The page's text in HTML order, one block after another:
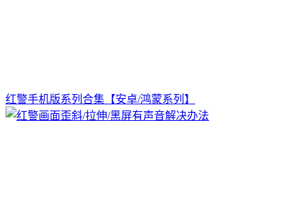
红警手机版系列合集【安卓/鸿蒙系列】